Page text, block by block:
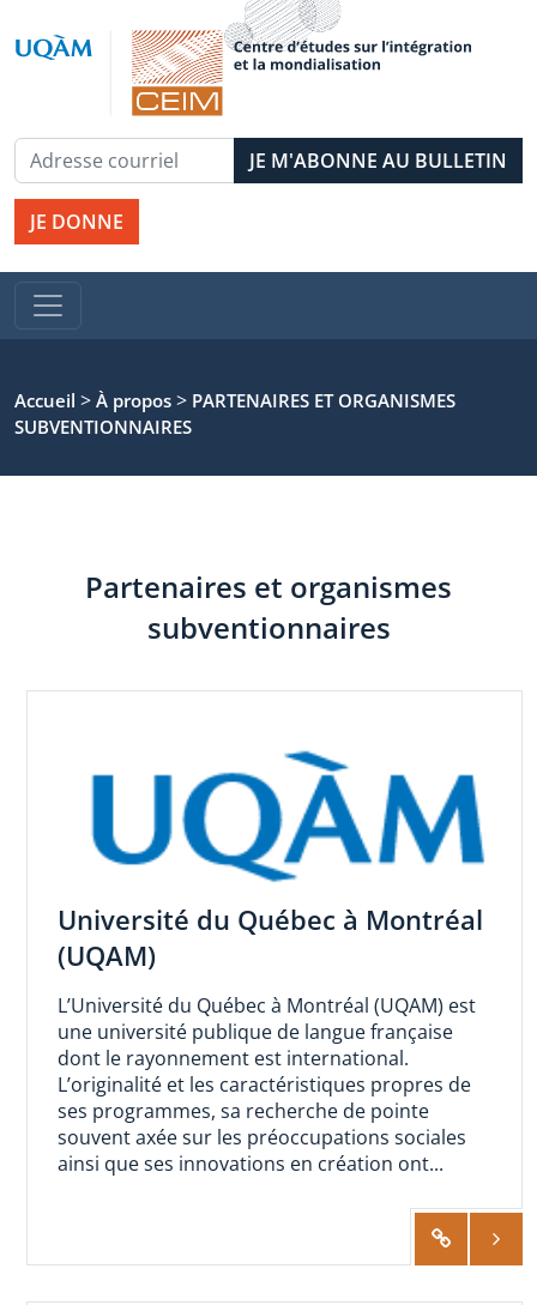
JE DONNE
Accueil > À propos > PARTENAIRES ET ORGANISMES
SUBVENTIONNAIRES
Partenaires et organismes
subventionnaires
Université du Québec à Montréal
(UQAM)
L’Université du Québec à Montréal (UQAM) est
une université publique de langue française
dont le rayonnement est international.
L’originalité et les caractéristiques propres de
ses programmes, sa recherche de pointe
souvent axée sur les préoccupations sociales
ainsi que ses innovations en création ont...